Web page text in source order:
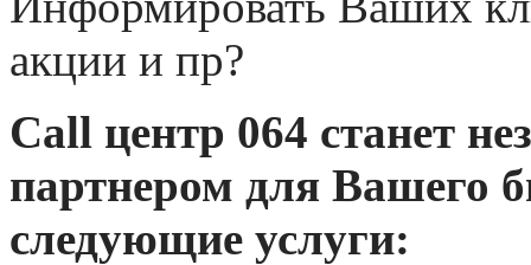
акции и пр?
Call центр 064 станет
партнером для Вашего
следующие услуги: